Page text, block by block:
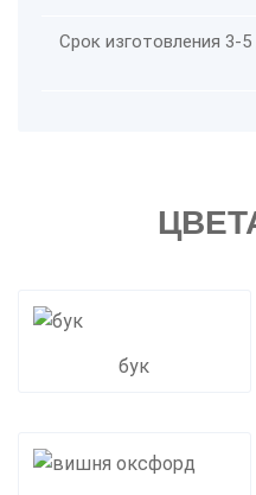
Срок изготовления 3-5
бук